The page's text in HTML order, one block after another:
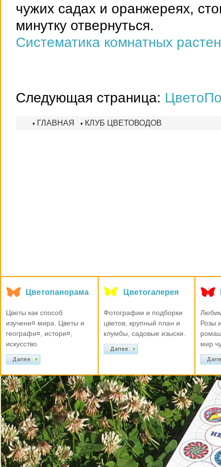
чужих садах и оранжереях,
минутку отвернуться.
Систематика комнатных
Следующая страница:
• ГЛАВНАЯ • КЛУБ ЦВЕТОВОДОВ
Цветопанорама
Цветы как способ
изучени¤ мира. Цветы и
географи¤, истори¤,
искусство.
Цветогалерея
Фотографии и подборки
цветов, крупный план и
клумбы, садовые изыски.
Розы
мир